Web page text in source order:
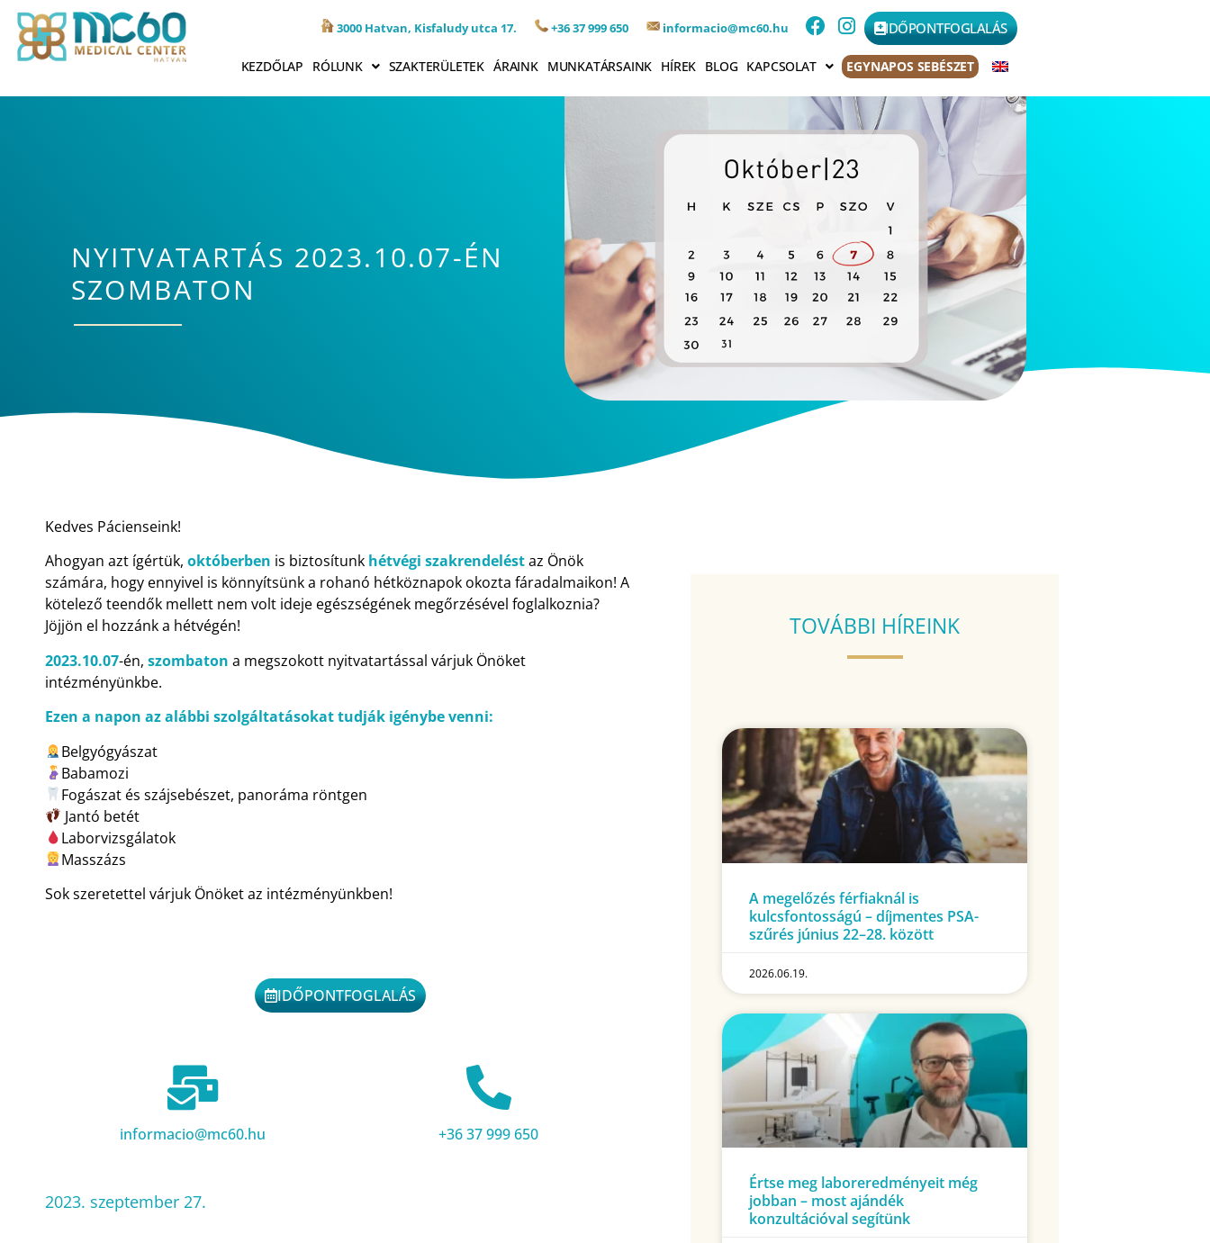
3000 Hatvan, Kisfaludy utca 17. +36 37 999 650 informacio@mc60.hu IDŐPONTFOGLALÁS
KEZDŐLAP RÓLUNK SZAKTERÜLETEK ÁRAINK MUNKATÁRSAINK HÍREK BLOG KAPCSOLAT EGYNAPOS SEBÉSZET
NYITVATARTÁS 2023.10.07-ÉN
SZOMBATON
Kedves Pácienseink!
Ahogyan azt ígértük, októberben is biztosítunk hétvégi szakrendeléstaz Önök
számára, hogy ennyivel is könnyítsünk a rohanó hétköznapok okozta fáradalmaikon! A
kötelező teendők mellett nem volt ideje egészségének megőrzésével foglalkoznia?
Jöjjön el hozzánk a hétvégén!
2023.10.07-én, szombaton a megszokott nyitvatartással várjuk Önöket
intézményünkbe.
Ezen a napon az alábbi szolgáltatásokat tudják igénybe venni:
Belgyógyászat
Babamozi
Fogászat és szájsebészet, panoráma röntgen
Jantó betét
Laborvizsgálatok
Masszázs
Sok szeretettel várjuk Önöket az intézményünkben!
IDŐPONTFOGLALÁS
informacio@mc60.hu +36 37 999 650
2023. szeptember 27.
TOVÁBBI HÍREINK
A megelőzés férfiaknál is
kulcsfontosságú – díjmentes PSA-
szűrés június 22–28. között
2026.06.19.
Értse meg laboreredményeit még
jobban – most ajándék
konzultációval segítünk